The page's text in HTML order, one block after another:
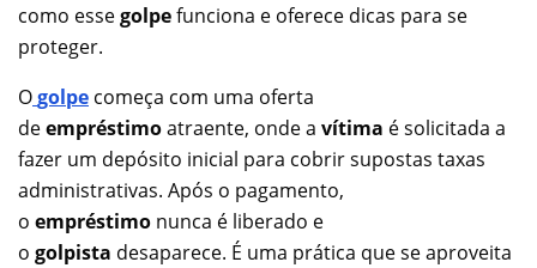
como essegolpefunciona e oferece dicas para se
proteger.
Ogolpe começa com uma oferta
deempréstimoatraente, onde a vítima é solicitada a
fazer um depósito inicial para cobrir supostas taxas
administrativas. Após o pagamento,
o empréstimo nunca é liberado e
o golpista desaparece. É uma prática que se aproveita